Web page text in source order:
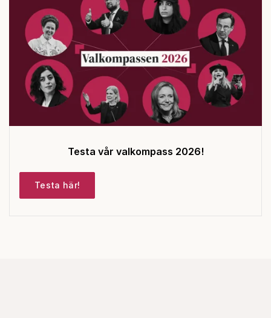
Testa vår valkompass 2026!
Testa här!